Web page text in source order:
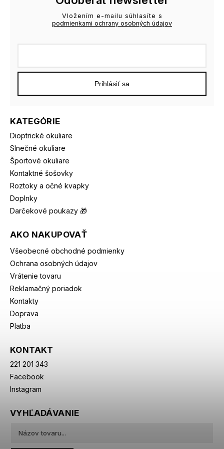
KATEGÓRIE
Dioptrické okuliare
Slnečné okuliare
Športové okuliare
Kontaktné šošovky
Roztoky a očné kvapky
Doplnky
Darčekové poukazy 🎁
AKO NAKUPOVAŤ
Všeobecné obchodné podmienky
Ochrana osobných údajov
Vrátenie tovaru
Reklamačný poriadok
Kontakty
Doprava
Platba
KONTAKT
221 201 343
Facebook
Instagram
Vložením e-mailu súhlasíte s
podmienkami ochrany osobných údajov
Prihlásiť sa
VYHĽADÁVANIE